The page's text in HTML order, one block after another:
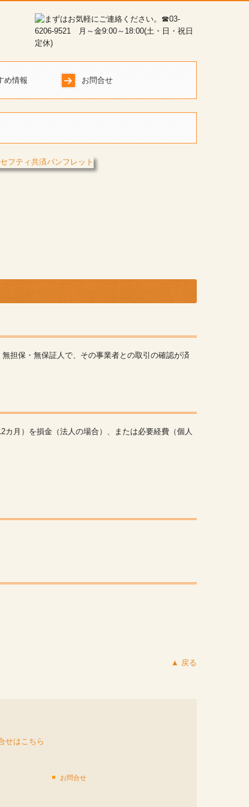
め情報 お問合せ
担保・無保証人で、その事業者との取引の確認が済
月）を損金（法人の場合）、または必要経費（個人
▲ 戻る
お問合せ